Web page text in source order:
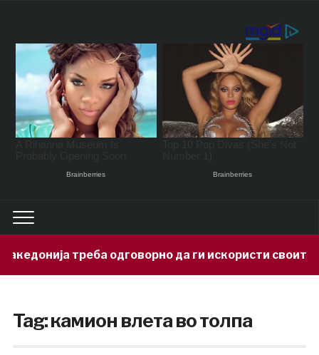
треба одговорно да ги искористи своите
Tag:камион влета во толпа